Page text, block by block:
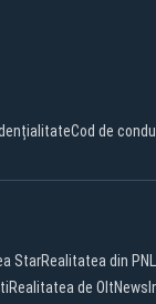
Cod de
StarRealitatea din PNL
Realitatea de Olt